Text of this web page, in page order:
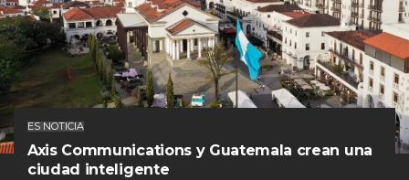
ES NOTICIA
Axis Communications y Guatemala crean una
ciudad inteligente